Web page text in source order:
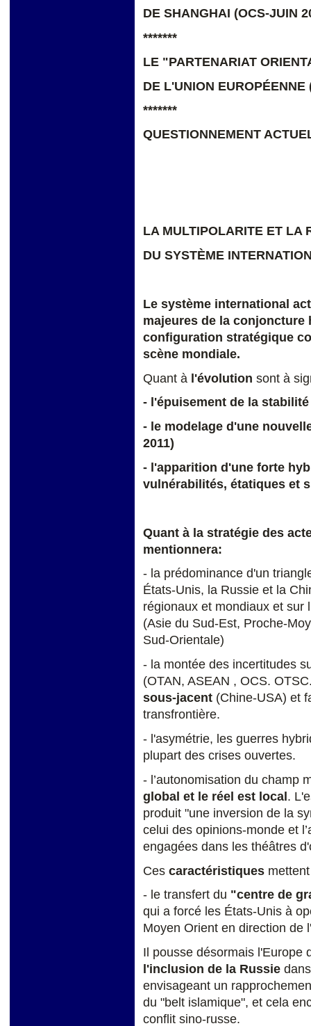
DE SHANGHAI (OCS-JUIN
*******
LE "PARTENARIAT
DE L'UNION EUROPÉENNE
*******
QUESTIONNEMENT
LA MULTIPOLARITE ET LA
DU SYSTÈME
Le système international
majeures de la
configuration stratégique
scène mondiale.
Quant à l'évolution sont à
- l'épuisement de la
- le modelage d'une
2011)
- l'apparition d'une forte
vulnérabilités, étatiques et
Quant à la stratégie des
mentionnera:
- la prédominance d'un
États-Unis, la Russie et la
régionaux et mondiaux et sur
(Asie du Sud-Est, Proche-
Sud-Orientale)
- la montée des incertitudes
(OTAN, ASEAN , OCS.
sous-jacent (Chine-USA) et
transfrontière.
- l'asymétrie, les guerres
plupart des crises ouvertes.
- l’autonomisation du champ
global et le réel est local.
produit "une inversion de la
celui des opinions-monde et
engagées dans les théâtres
Ces caractéristiques
- le transfert du "centre de
qui a forcé les États-Unis à
Moyen Orient en direction de
Il pousse désormais l'Europe
l'inclusion de la Russie
envisageant un
du "belt islamique", et cela
conflit sino-russe.